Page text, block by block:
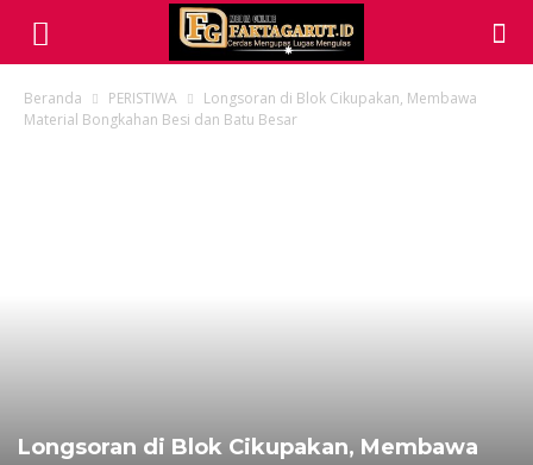
Beranda PERISTIWA
Longsoran di Blok Cikupakan, Membawa
Material Bongkahan Besi dan Batu Besar
Longsoran di Blok Cikupakan, Membawa